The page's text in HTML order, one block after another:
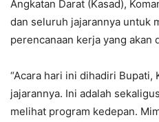
Angkatan Darat (Kasad),
dan seluruh jajarannya untuk
perencanaan kerja yang akan
“Acara hari ini dihadiri Bupati,
jajarannya. Ini adalah
melihat program kedepan.